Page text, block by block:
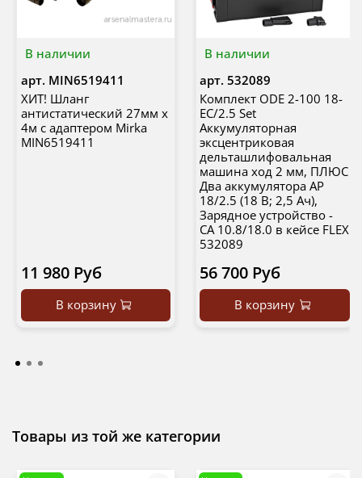
В наличии
арт. MIN6519411
ХИТ! Шланг
антистатический 27мм х
4м с адаптером Mirka
MIN6519411
11 980 Руб
В корзину
В наличии
арт. 532089
Комплект ODE 2-100 18-
EC/2.5 Set
Аккумуляторная
эксцентриковая
дельташлифовальная
машина ход 2 мм, ПЛЮС
Два аккумулятора АР
18/2.5 (18 В; 2,5 Ач),
Зарядное устройство -
СА 10.8/18.0 в кейсе FLEX
532089
56 700 Руб
В корзину
Товары из той же категории